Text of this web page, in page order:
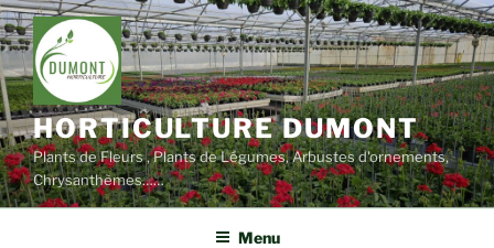
Aller
au
contenu
principal
HORTICULTURE DUMONT
Plants de Fleurs , Plants de Légumes, Arbustes d'ornements,
Chrysanthèmes……
Menu